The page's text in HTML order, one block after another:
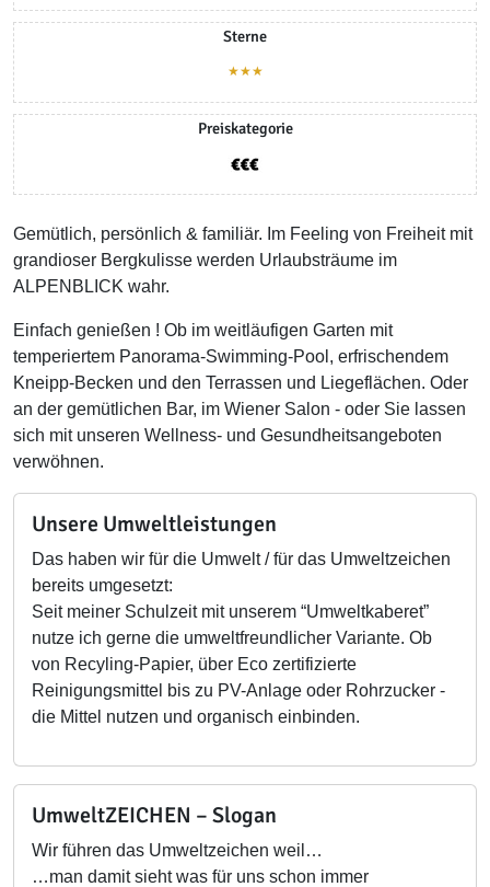
Sterne
★★★
Preiskategorie
Gemütlich, persönlich & familiär. Im Feeling von Freiheit mit
grandioser Bergkulisse werden Urlaubsträume im
ALPENBLICK wahr.
Einfach genießen ! Ob im weitläufigen Garten mit
temperiertem Panorama-Swimming-Pool, erfrischendem
Kneipp-Becken und den Terrassen und Liegeflächen. Oder
an der gemütlichen Bar, im Wiener Salon - oder Sie lassen
sich mit unseren Wellness- und Gesundheitsangeboten
verwöhnen.
Unsere Umweltleistungen
Das haben wir für die Umwelt / für das Umweltzeichen
bereits umgesetzt:
Seit meiner Schulzeit mit unserem “Umweltkaberet”
nutze ich gerne die umweltfreundlicher Variante. Ob
von Recyling-Papier, über Eco zertifizierte
Reinigungsmittel bis zu PV-Anlage oder Rohrzucker -
die Mittel nutzen und organisch einbinden.
UmweltZEICHEN – Slogan
Wir führen das Umweltzeichen weil…
…man damit sieht was für uns schon immer